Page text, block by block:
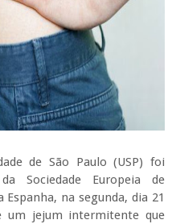
de São Paulo (USP) foi
Sociedade Europeia de
na segunda, dia 21
um jejum intermitente que